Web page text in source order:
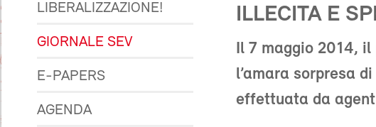
LIBERALIZZAZIONE!
GIORNALE SEV
E-PAPERS
AGENDA
ILLECITA E
Il 7 maggio 2014,
l’amara sorpresa
effettuata da